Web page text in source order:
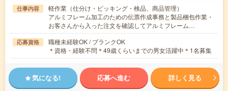
仕事内容
軽作業（仕分け・ピッキング・検品、商品管理）
アルミフレーム加工のための伝票作成事務と製品梱包作業・
お客さんから入った注文を確認してアルミフレーム…
応募資格
職種未経験OK / ブランクOK
＊資格・経験不問＊49歳くらいまでの男女活躍中＊1名募集
気になる! 応募へ進む 詳しく見る